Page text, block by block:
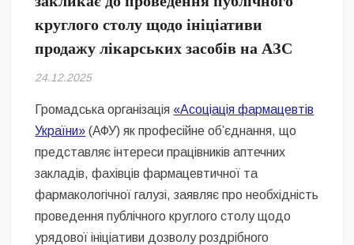
Безугла закликає валити Сирського
Світові бренди одягу та взуття: розвиток ринку та вплив на
сучасну моду
навколо керівництва армії
круглого столу щодо ініціативи
продажу лікарських засобів на АЗС
24.12.2025
Громадська організація «Асоціація фармацевтів
України» (АФУ) як професійне об’єднання, що
представляє інтереси працівників аптечних
закладів, фахівців фармацевтичної та
фармакологічної галузі, заявляє про необхідність
проведення публічного круглого столу щодо
урядової ініціативи дозволу роздрібного